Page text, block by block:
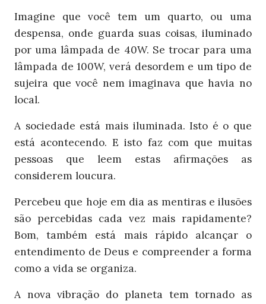
Imagine que você tem um quarto, ou uma
despensa, onde guarda suas coisas, iluminado
por uma lâmpada de 40W. Se trocar para uma
lâmpada de 100W, verá desordem e um tipo de
sujeira que você nem imaginava que havia no
local.
A sociedade está mais iluminada. Isto é o que
está acontecendo. E isto faz com que muitas
pessoas que leem estas afirmações as
considerem loucura.
Percebeu que hoje em dia as mentiras e ilusões
são percebidas cada vez mais rapidamente?
Bom, também está mais rápido alcançar o
entendimento de Deus e compreender a forma
como a vida se organiza.
A nova vibração do planeta tem tornado as